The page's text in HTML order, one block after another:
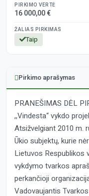
PIRKIMO VERTĖ
16 000,00 €
ŽALIAS PIRKIMAS
Taip
Pirkimo aprašymas
PRANEŠIMAS DĖL
,,Vindesta“ vykdo
Atsižvelgiant 2010 m.
Ūkio subjektų, kurie
Lietuvos Respublikos
vykdymo tvarkos
perkančioji
Vadovaujantis